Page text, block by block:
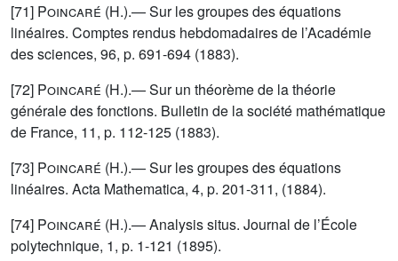
[71] Poincaré (H.).— Sur les groupes des équations
linéaires. Comptes rendus hebdomadaires de l’Académie
des sciences, 96, p. 691-694 (1883).
[72] Poincaré (H.).— Sur un théorème de la théorie
générale des fonctions. Bulletin de la société mathématique
de France, 11, p. 112-125 (1883).
[73] Poincaré (H.).— Sur les groupes des équations
linéaires. Acta Mathematica, 4, p. 201-311, (1884).
[74] Poincaré (H.).— Analysis situs. Journal de l’École
polytechnique, 1, p. 1-121 (1895).